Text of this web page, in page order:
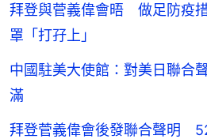
拜登與菅義偉會晤 做足防疫
罩「打孖上」
中國駐美大使館：對美日聯合
滿
拜登菅義偉會後發聯合聲明